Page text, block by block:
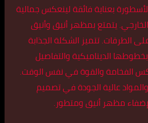
بعناية فائقة لينعكس جمالية
يتمتع بمظهر أنيق وأنيق
الطرقات. تتميز الشكلة الجذابة
الديناميكية والتفاصيل
الفخامة والقوة في نفس الوقت.
عالية الجودة في تصميم
مظهر أنيق ومتطور.